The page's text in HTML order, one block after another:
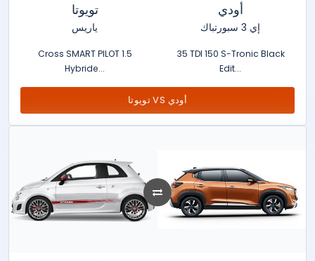
تويوتا
ياريس
Cross SMART PILOT 1.5
Hybride...
أودي
إي 3 سبورتباك
35 TDI 150 S-Tronic Black
Edit...
تويوتا VS أودي